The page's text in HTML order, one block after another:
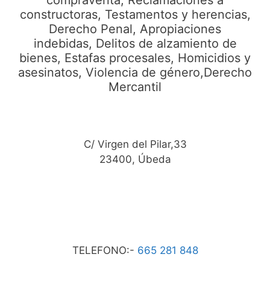
constructoras, Testamentos y herencias,
Derecho Penal, Apropiaciones
indebidas, Delitos de alzamiento de
bienes, Estafas procesales, Homicidios y
asesinatos, Violencia de género,Derecho
Mercantil
C/ Virgen del Pilar,33
23400, Úbeda
TELEFONO:- 665 281 848